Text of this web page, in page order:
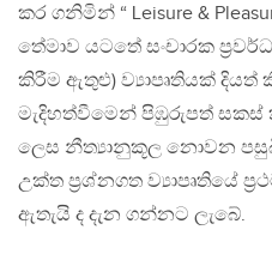
කර ගනිමින් “ Leisure &
තේමාව යටතේ සංචාරක
කිරීම ඇතුළු) ව්‍යාපෘතියක්
මැදිහත්වීමෙන් පිඹුරුපත් සකස්
ලෙස නීත්‍යානුකූල නොවන
උක්ත ප‍්‍රශ්නගත ව්‍යාපෘතියේ
ඇතැයි ද දැන ගන්නට ලැබේ.